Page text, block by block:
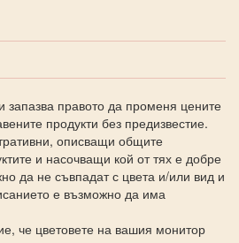
запазва правото да променя цените
продукти без предизвестие.
описващи общите
и насочващи кой от тях е добре
да не съвпадат с цвета и/или вид и
е възможно да има
че цветовете на вашия монитор